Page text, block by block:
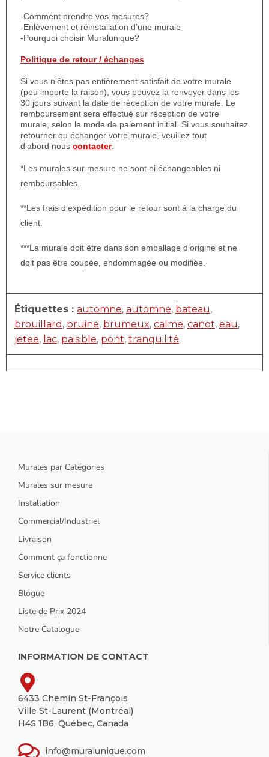
-Comment prendre vos mesures?
-Enlèvement et réinstallation d’une murale
-Pourquoi choisir Muralunique?
Politique de retour / échanges
Si vous n’êtes pas entièrement satisfait de votre murale
(peu importe la raison), vous pouvez la renvoyer dans les
30 jours suivant la date de réception de votre murale. Le
remboursement sera effectué sur réception de votre
murale, selon le mode de paiement initial. Si vous souhaitez
retourner ou échanger votre murale, veuillez tout
d’abord nous contacter.
*Les murales sur mesure ne sont ni échangeables ni
remboursables.
**Les frais d’expédition pour le retour sont à la charge du
client.
***La murale doit être dans son emballage d’origine et ne
doit pas être coupée, endommagée ou modifiée.
Étiquettes : automne, automne, bateau,
brouillard , bruine, brumeux, calme, canot, eau,
jetee, lac, paisible, pont, tranquilité
Murales par Catégories
Murales sur mesure
Installation
Commercial/Industriel
Livraison
Comment ça fonctionne
Service clients
Blogue
Liste de Prix 2024
Notre Catalogue
INFORMATION DE CONTACT
6433 Chemin St-François
Ville St-Laurent (Montréal)
H4S 1B6, Québec, Canada
info@muralunique.com